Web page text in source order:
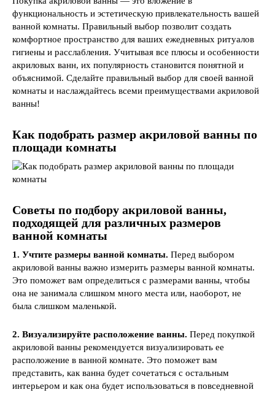
функциональность и эстетическую привлекательность вашей
ванной комнаты. Правильный выбор позволит создать
комфортное пространство для ваших ежедневных ритуалов
гигиены и расслабления. Учитывая все плюсы и особенности
акриловых ванн, их популярность становится понятной и
объяснимой. Сделайте правильный выбор для своей ванной
комнаты и наслаждайтесь всеми преимуществами акриловой
ванны!
Как подобрать размер акриловой ванны по
площади комнаты
Советы по подбору акриловой ванны,
подходящей для различных размеров
ванной комнаты
1. Учтите размеры ванной комнаты. Перед выбором
акриловой ванны важно измерить размеры ванной комнаты.
Это поможет вам определиться с размерами ванны, чтобы
она не занимала слишком много места или, наоборот, не
была слишком маленькой.
2. Визуализируйте расположение ванны. Перед покупкой
акриловой ванны рекомендуется визуализировать ее
расположение в ванной комнате. Это поможет вам
представить, как ванна будет сочетаться с остальным
интерьером и как она будет использоваться в повседневной